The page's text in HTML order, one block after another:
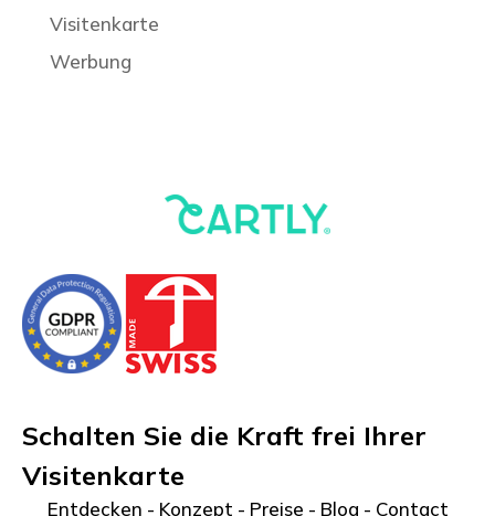
Visitenkarte
Werbung
Schalten Sie die Kraft frei Ihrer
Visitenkarte
Entdecken - Konzept - Preise - Blog - Contact